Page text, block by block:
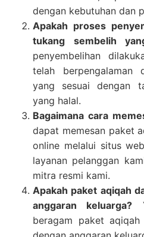
dengan kebutuhan dan
Apakah proses
tukang sembelih
penyembelihan
telah berpengalaman
yang sesuai dengan
yang halal.
Bagaimana cara
dapat memesan paket
online melalui situs
layanan pelanggan
mitra resmi kami.
Apakah paket aqiqah
anggaran keluarga?
beragam paket